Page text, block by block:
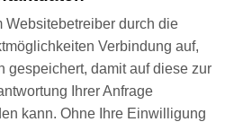
Websitebetreiber durch die
Verbindung auf,
gespeichert, damit auf diese zur
Ihrer Anfrage
kann. Ohne Ihre Einwilligung